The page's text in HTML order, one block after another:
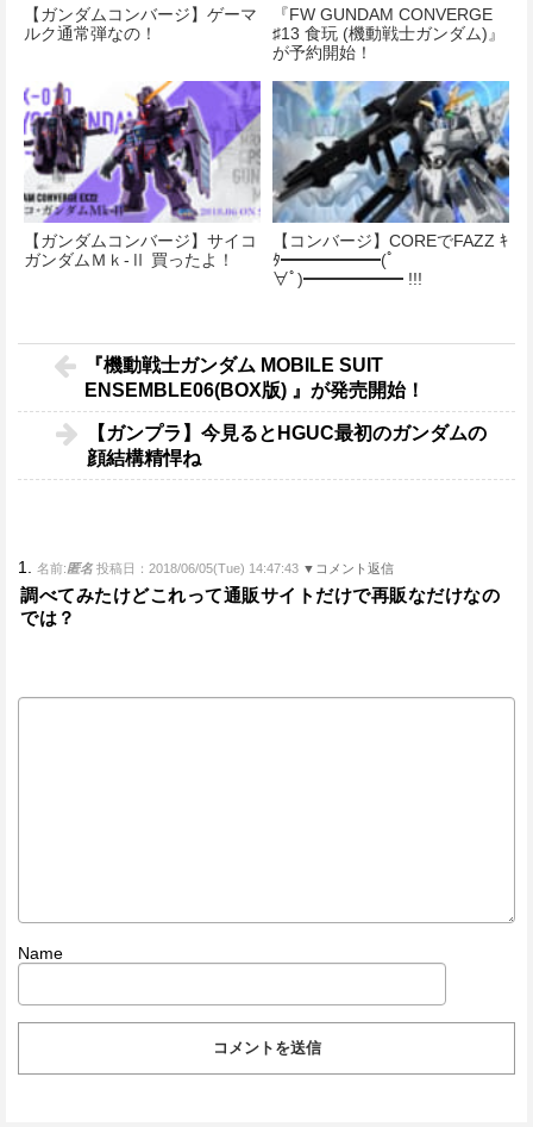
【ガンダムコンバージ】ゲーマ
ルク通常弾なの！
『FW GUNDAM CONVERGE
♯13 食玩 (機動戦士ガンダム)』
が予約開始！
【ガンダムコンバージ】サイコ
ガンダムＭｋ-Ⅱ 買ったよ！
【コンバージ】COREでFAZZ ｷ
ﾀ━━━━━━(ﾟ
∀ﾟ)━━━━━━ !!!
『機動戦士ガンダム MOBILE SUIT
ENSEMBLE06(BOX版) 』が発売開始！
【ガンプラ】今見るとHGUC最初のガンダムの
顔結構精悍ね
1. 名前:匿名 投稿日：2018/06/05(Tue) 14:47:43 ▼コメント返信
調べてみたけどこれって通販サイトだけで再販なだけなの
では？
Name